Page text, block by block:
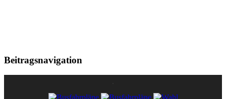
Beitragsnavigation